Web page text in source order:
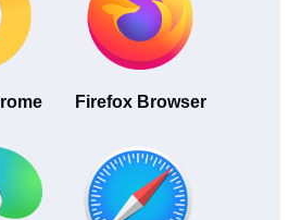
Firefox Browser